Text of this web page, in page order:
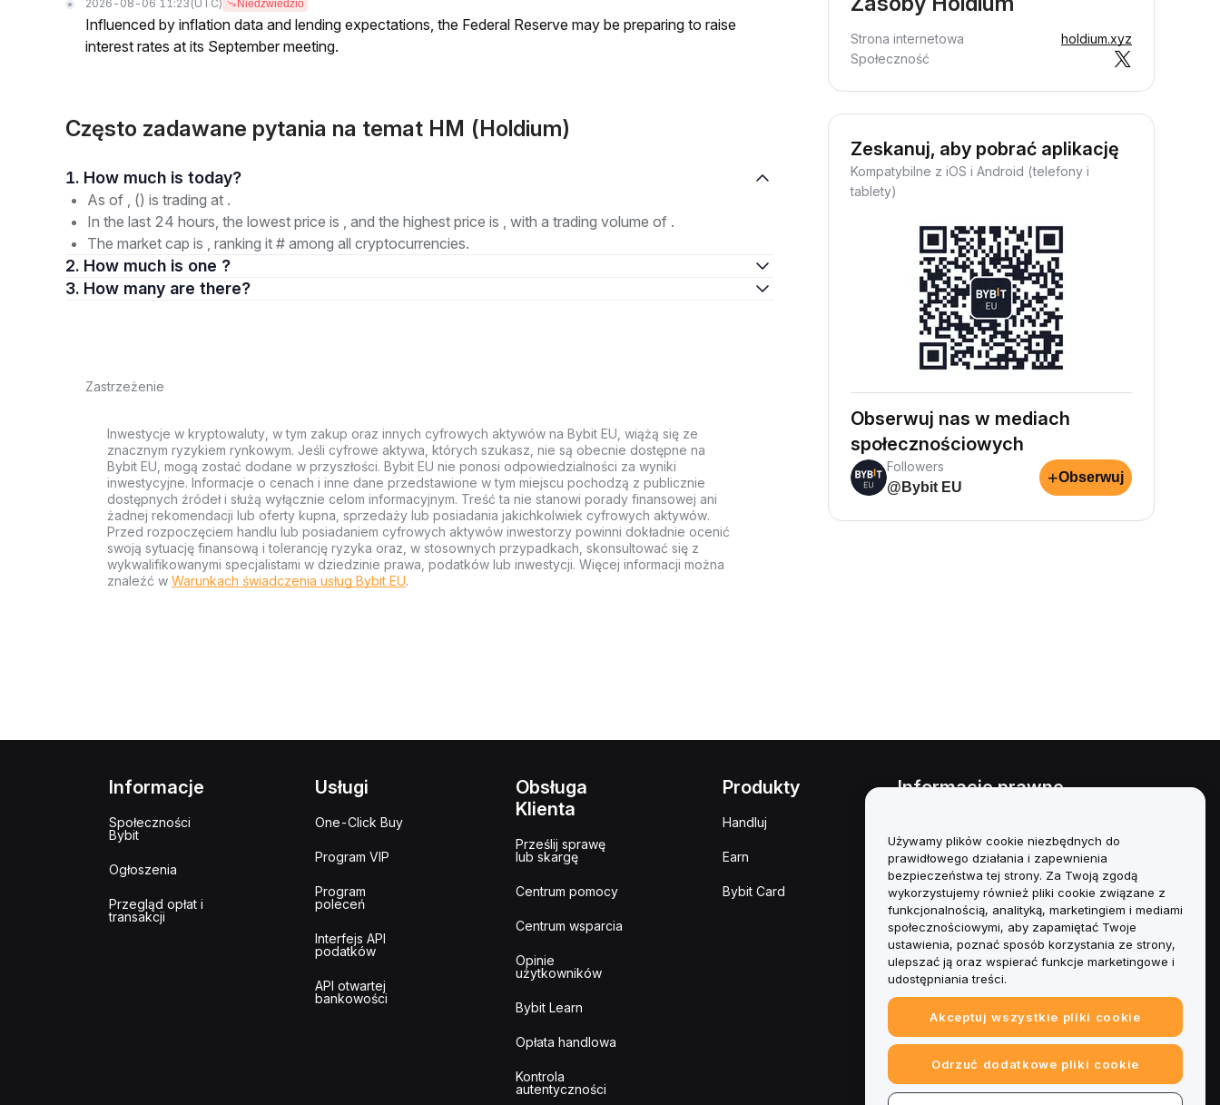
2026-08-06 11:23 (UTC) Niedźwiedzio
Influenced by inflation data and lending expectations, the Federal Reserve may be preparing to raise
interest rates at its September meeting.
Często zadawane pytania na temat HM (Holdium)
1. How much is today?
As of , () is trading at .
In the last 24 hours, the lowest price is , and the highest price is , with a trading volume of .
The market cap is , ranking it # among all cryptocurrencies.
2. How much is one ?
3. How many are there?
Zastrzeżenie
Inwestycje w kryptowaluty, w tym zakup oraz innych cyfrowych aktywów na Bybit EU, wiążą się ze
znacznym ryzykiem rynkowym. Jeśli cyfrowe aktywa, których szukasz, nie są obecnie dostępne na
Bybit EU, mogą zostać dodane w przyszłości. Bybit EU nie ponosi odpowiedzialności za wyniki
inwestycyjne. Informacje o cenach i inne dane przedstawione w tym miejscu pochodzą z publicznie
dostępnych źródeł i służą wyłącznie celom informacyjnym. Treść ta nie stanowi porady finansowej ani
żadnej rekomendacji lub oferty kupna, sprzedaży lub posiadania jakichkolwiek cyfrowych aktywów.
Przed rozpoczęciem handlu lub posiadaniem cyfrowych aktywów inwestorzy powinni dokładnie ocenić
swoją sytuację finansową i tolerancję ryzyka oraz, w stosownych przypadkach, skonsultować się z
wykwalifikowanymi specjalistami w dziedzinie prawa, podatków lub inwestycji. Więcej informacji można
znaleźć w Warunkach świadczenia usług Bybit EU.
Strona internetowa
holdium.xyz
Społeczność
Zeskanuj, aby pobrać aplikację
Kompatybilne z iOS i Android (telefony i
tablety)
Obserwuj nas w mediach
społecznościowych
Followers
@Bybit EU
+Obserwuj
Informacje
Społeczności
Bybit
Ogłoszenia
Przegląd opłat i
transakcji
Usługi
One-Click Buy
Program VIP
Program
poleceń
Interfejs API
podatków
API otwartej
bankowości
Obsługa
Klienta
Prześlij sprawę
lub skargę
Centrum pomocy
Centrum wsparcia
Opinie
użytkowników
Bybit Learn
Opłata handlowa
Kontrola
autentyczności
Produkty
Handluj
Earn
Bybit Card
Informacje prawne
interesów
Podsumowanie polityki
powiernictwa i zarządzania
Informacje ESG
Biuletyny informacyjne
kryptoaktywów
Używamy plików cookie niezbędnych do
prawidłowego działania i zapewnienia
bezpieczeństwa tej strony. Za Twoją zgodą
wykorzystujemy również pliki cookie związane z
funkcjonalnością, analityką, marketingiem i mediami
społecznościowymi, aby zapamiętać Twoje
ustawienia, poznać sposób korzystania ze strony,
ulepszać ją oraz wspierać funkcje marketingowe i
udostępniania treści.
Akceptuj wszystkie pliki cookie
Odrzuć dodatkowe pliki cookie